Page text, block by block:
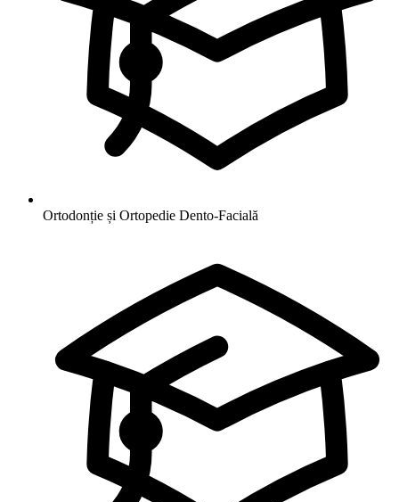
Ortodonție și Ortopedie Dento-Facială